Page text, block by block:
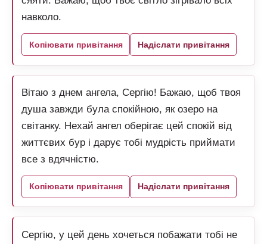
навколо.
Копіювати привітання Надіслати привітання
Вітаю з днем ангела, Сергію! Бажаю, щоб твоя
душа завжди була спокійною, як озеро на
світанку. Нехай ангел оберігає цей спокій від
життєвих бур і дарує тобі мудрість приймати
все з вдячністю.
Копіювати привітання Надіслати привітання
Сергію, у цей день хочеться побажати тобі не